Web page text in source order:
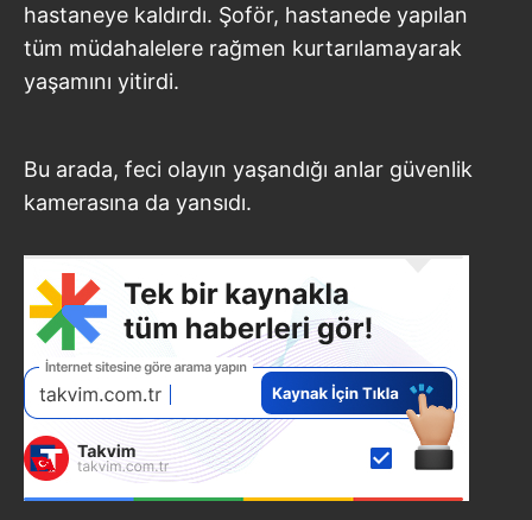
hastaneye kaldırdı. Şoför, hastanede yapılan
tüm müdahalelere rağmen kurtarılamayarak
yaşamını yitirdi.
Bu arada, feci olayın yaşandığı anlar güvenlik
kamerasına da yansıdı.